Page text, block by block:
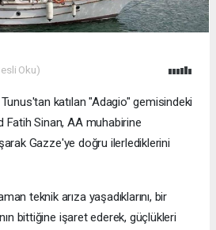
Oku)
katılan "Adagio" gemisindeki
Sinan, AA muhabirine
Gazze'ye doğru ilerlediklerini
teknik arıza yaşadıklarını, bir
bittiğine işaret ederek, güçlükleri